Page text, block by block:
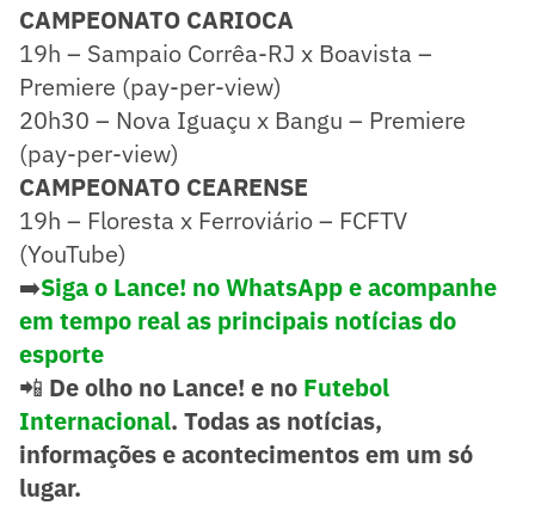
CAMPEONATO CARIOCA
19h – Sampaio Corrêa-RJ x Boavista –
Premiere (pay-per-view)
20h30 – Nova Iguaçu x Bangu – Premiere
(pay-per-view)
CAMPEONATO CEARENSE
19h – Floresta x Ferroviário – FCFTV
(YouTube)
➡️Siga o Lance! no WhatsApp e acompanhe
em tempo real as principais notícias do
esporte
📲 De olho no Lance! e no Futebol
Internacional. Todas as notícias,
informações e acontecimentos em um só
lugar.